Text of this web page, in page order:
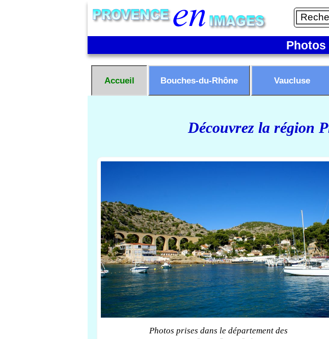
Photos
Accueil Bouches-du-Rhône Vaucluse
Découvrez la région
Photos prises dans le département des